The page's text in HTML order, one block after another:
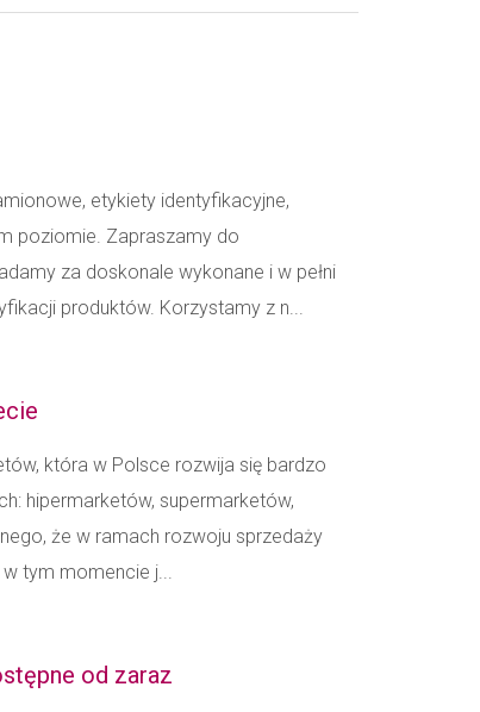
etykiety identyfikacyjne,
poziomie. Zapraszamy do
za doskonale wykonane i w pełni
produktów. Korzystamy z n...
która w Polsce rozwija się bardzo
hipermarketów, supermarketów,
że w ramach rozwoju sprzedaży
tym momencie j...
od zaraz